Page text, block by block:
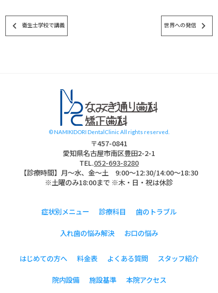
keyboard_arrow_left 衛生士学校で講義 世界への発信 keyboard_arrow_right
© NAMIKIDORI DentalClinic All rights reserved.
〒457-0841
愛知県名古屋市南区豊田2-2-1
TEL.052-693-8280
【診療時間】月〜水、金～土 9:00〜12:30/14:00～18:30
※土曜のみ18:00まで ※木・日・祝は休診
症状別メニュー 診療科目 歯のトラブル
入れ歯の悩み解決 お口の悩み
はじめての方へ 料金表 よくある質問 スタッフ紹介
院内設備 施設基準 本院アクセス